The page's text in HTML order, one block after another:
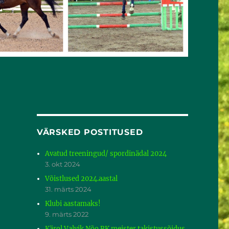
VÄRSKED POSTITUSED
Avatud treeningud/ spordinädal 2024
3. okt 2024
Võistlused 2024.aastal
31. märts 2024
Klubi aastamaks!
9. märts 2022